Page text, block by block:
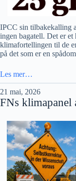
IPCC sin tilbakekalling
ingen bagatell. Det er
klimafortellingen til de
på det som er en
Les mer…
21 mai, 2026
FNs klimapanel